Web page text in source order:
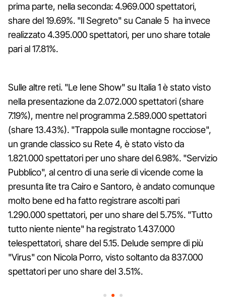
prima parte, nella seconda: 4.969.000 spettatori,
share del 19.69%. "Il Segreto" su Canale 5 ha invece
realizzato 4.395.000 spettatori, per uno share totale
pari al 17.81%.
Sulle altre reti. "Le Iene Show" su Italia 1 è stato visto
nella presentazione da 2.072.000 spettatori (share
7.19%), mentre nel programma 2.589.000 spettatori
(share 13.43%). "Trappola sulle montagne rocciose",
un grande classico su Rete 4, è stato visto da
1.821.000 spettatori per uno share del 6.98%. "Servizio
Pubblico", al centro di una serie di vicende come la
presunta lite tra Cairo e Santoro, è andato comunque
molto bene ed ha fatto registrare ascolti pari
1.290.000 spettatori, per uno share del 5.75%. "Tutto
tutto niente niente" ha registrato 1.437.000
telespettatori, share del 5.15. Delude sempre di più
"Virus" con Nicola Porro, visto soltanto da 837.000
spettatori per uno share del 3.51%.